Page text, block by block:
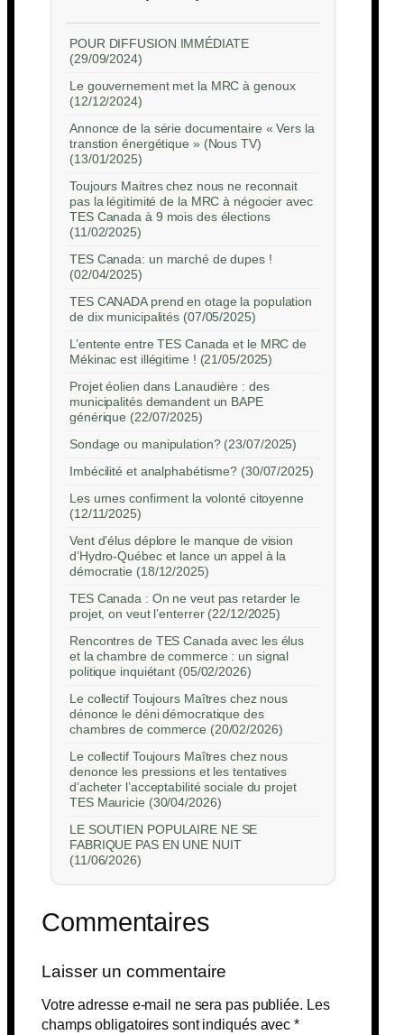
POUR DIFFUSION IMMÉDIATE
(29/09/2024)
Le gouvernement met la MRC à genoux
(12/12/2024)
Annonce de la série documentaire « Vers la
transtion énergétique » (Nous TV)
(13/01/2025)
Toujours Maitres chez nous ne reconnait
pas la légitimité de la MRC à négocier avec
TES Canada à 9 mois des élections
(11/02/2025)
TES Canada: un marché de dupes !
(02/04/2025)
TES CANADA prend en otage la population
de dix municipalités (07/05/2025)
L’entente entre TES Canada et le MRC de
Mékinac est illégitime ! (21/05/2025)
Projet éolien dans Lanaudière : des
municipalités demandent un BAPE
générique (22/07/2025)
Sondage ou manipulation? (23/07/2025)
Imbécilité et analphabétisme? (30/07/2025)
Les urnes confirment la volonté citoyenne
(12/11/2025)
Vent d’élus déplore le manque de vision
d’Hydro-Québec et lance un appel à la
démocratie (18/12/2025)
TES Canada : On ne veut pas retarder le
projet, on veut l’enterrer (22/12/2025)
Rencontres de TES Canada avec les élus
et la chambre de commerce : un signal
politique inquiétant (05/02/2026)
Le collectif Toujours Maîtres chez nous
dénonce le déni démocratique des
chambres de commerce (20/02/2026)
Le collectif Toujours Maîtres chez nous
denonce les pressions et les tentatives
d’acheter l’acceptabilité sociale du projet
TES Mauricie (30/04/2026)
LE SOUTIEN POPULAIRE NE SE
FABRIQUE PAS EN UNE NUIT
(11/06/2026)
Commentaires
Laisser un commentaire
Votre adresse e-mail ne sera pas publiée. Les
champs obligatoires sont indiqués avec*